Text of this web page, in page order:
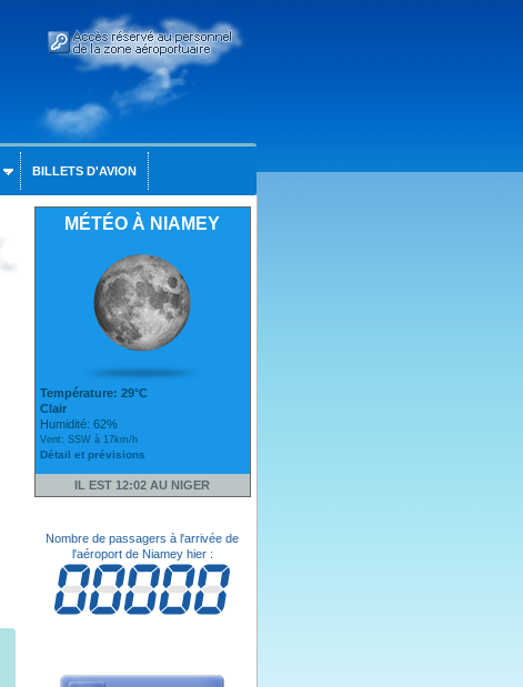
BILLETS D'AVION
MÉTÉO À NIAMEY
Température: 29°C
Clair
Humidité: 62%
Vent: SSW à 17km/h
Détail et prévisions
IL EST 12:02 AU NIGER
Nombre de passagers à l'arrivée de
l'aéroport de Niamey hier :